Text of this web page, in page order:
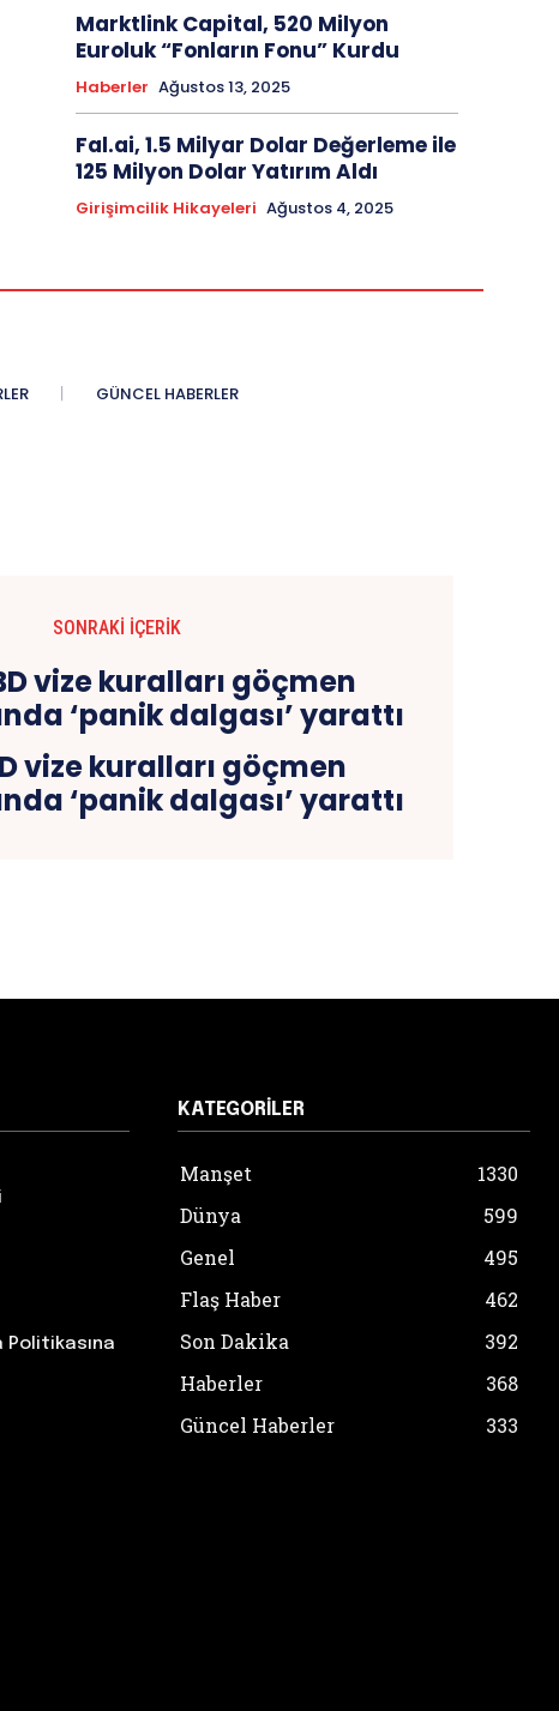
Marktlink Capital, 520 Milyon
Euroluk “Fonların Fonu” Kurdu
Haberler Ağustos 13, 2025
Fal.ai, 1.5 Milyar Dolar Değerleme ile
125 Milyon Dolar Yatırım Aldı
Girişimcilik Hikayeleri Ağustos 4, 2025
GÜNCEL HABERLER
SONRAKI İÇERIK
vize kuralları göçmen
‘panik dalgası’ yarattı
Politikasına
KATEGORILER
Manşet
1330
Dünya
599
Genel
495
Flaş Haber
462
Son Dakika
392
Haberler
368
Güncel Haberler
333